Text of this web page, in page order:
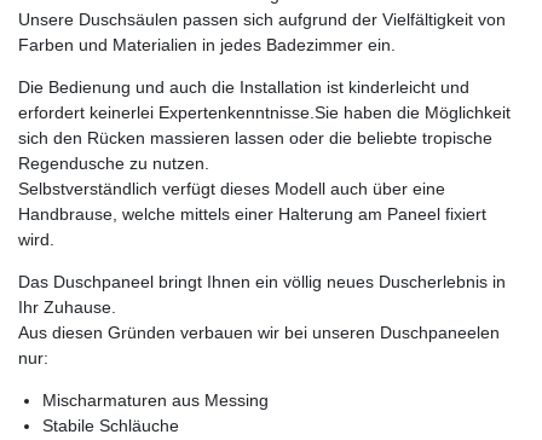
Unsere Duschsäulen passen sich aufgrund der Vielfältigkeit von
Farben und Materialien in jedes Badezimmer ein.
Die Bedienung und auch die Installation ist kinderleicht und
erfordert keinerlei Expertenkenntnisse.Sie haben die Möglichkeit
sich den Rücken massieren lassen oder die beliebte tropische
Regendusche zu nutzen.
Selbstverständlich verfügt dieses Modell auch über eine
Handbrause, welche mittels einer Halterung am Paneel fixiert
wird.
Das Duschpaneel bringt Ihnen ein völlig neues Duscherlebnis in
Ihr Zuhause.
Aus diesen Gründen verbauen wir bei unseren Duschpaneelen
nur:
Mischarmaturen aus Messing
Stabile Schläuche